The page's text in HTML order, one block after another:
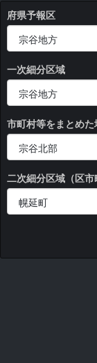
府県予報区
一次細分区域
市町村等をまとめた
二次細分区域（区市